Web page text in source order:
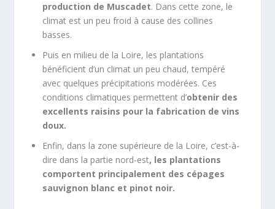
production de Muscadet. Dans cette zone, le
climat est un peu froid à cause des collines
basses.
Puis en milieu de la Loire, les plantations
bénéficient d’un climat un peu chaud, tempéré
avec quelques précipitations modérées. Ces
conditions climatiques permettent d’obtenir des
excellents raisins pour la fabrication de vins
doux.
Enfin, dans la zone supérieure de la Loire, c’est-à-
dire dans la partie nord-est, les plantations
comportent principalement des cépages
sauvignon blanc et pinot noir.